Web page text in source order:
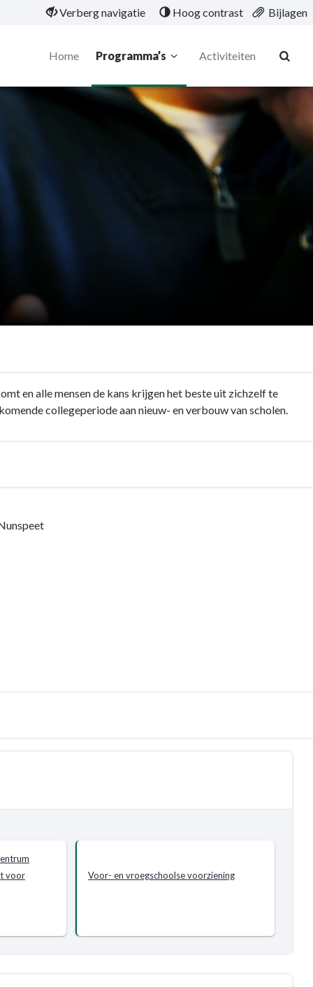
Verberg navigatie Hoog contrast Bijlagen
Home Programma’s Activiteiten
en alle mensen de kans krijgen het beste uit zichzelf te
collegeperiode aan nieuw- en verbouw van scholen.
voor
Voor- en vroegschoolse voorziening